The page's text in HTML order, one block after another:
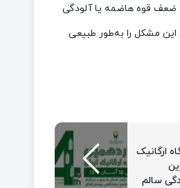
قوه هاضمه یا آلودگی
این مشکل را به‌طور طبیعی
ارگانیک
سالم